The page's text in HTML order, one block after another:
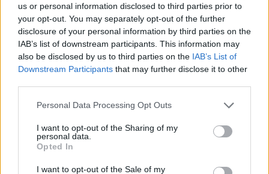
us or personal information disclosed to third parties prior to
your opt-out. You may separately opt-out of the further
disclosure of your personal information by third parties on the
IAB’s list of downstream participants. This information may
also be disclosed by us to third parties on the IAB’s List of
Downstream Participants that may further disclose it to other
Please note that this website/app uses one or more Google
not limited to your visit or usage behaviour. You may click to
grant or deny consent to Google and its third-party tags to
use your data for below specified purposes in below Google
consent section.
Personal Data Processing Opt Outs
I want to opt-out of the Sharing of my
personal data.
Opted In
I want to opt-out of the Sale of my
Danneggiata l’auto del
Brasiliano: momenti di paura per
l’influencer
5 anni fa
Macabro ritrovamento di un
STADIO ROMA A PIETRALATA, LA
POSSIBILE CAPIENZA